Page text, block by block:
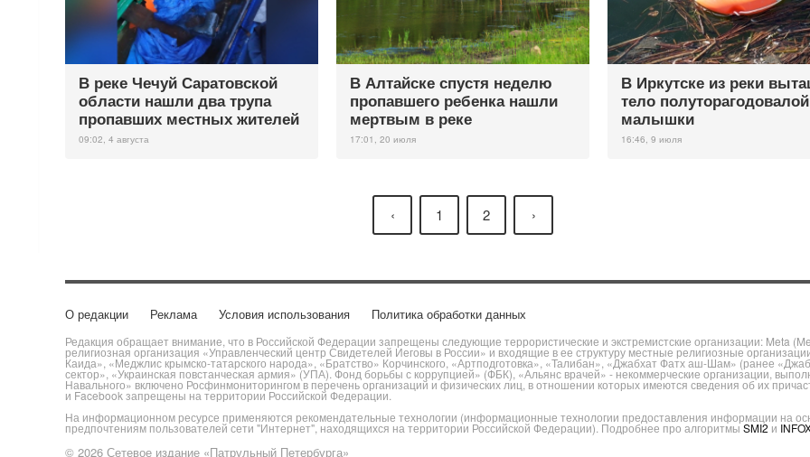
В реке Чечуй Саратовской
области нашли два трупа
пропавших местных жителей
09:02, 4 августа
В Алтайске спустя неделю
пропавшего ребенка нашли
мертвым в реке
17:01, 20 июля
В Иркутске из реки
тело полуторагодовалой
малышки
16:46, 9 июля
‹ 1 2 ›
О редакции Реклама Условия использования Политика обработки данных
Редакция обращает внимание, что в Российской Федерации запрещены следующие террористические и экстремистские организации: Meta
религиозная организация «Управленческий центр Свидетелей Иеговы в России» и входящие в ее структуру местные религиозные
Каида», «Меджлис крымско-татарского народа», «Братство» Корчинского, «Артподготовка», «Талибан», «Джабхат Фатх аш-Шам» (ранее
сектор», «Украинская повстанческая армия» (УПА). Фонд борьбы с коррупцией» (ФБК), «Альянс врачей» - некоммерческие организации,
Навального» включено Росфинмониторингом в перечень организаций и физических лиц, в отношении которых имеются сведения об их
и Facebook запрещены на территории Российской Федерации.
На информационном ресурсе применяются рекомендательные технологии (информационные технологии предоставления информации на
предпочтениям пользователей сети "Интернет", находящихся на территории Российской Федерации). Подробнее про алгоритмыSMI2 и
© 2026 Сетевое издание «Патрульный Петербурга»